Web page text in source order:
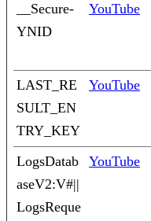
__Secure-
YNID
YouTube
LAST_RE
SULT_EN
TRY_KEY
YouTube
LogsDatab
aseV2:V#||
LogsReque
YouTube